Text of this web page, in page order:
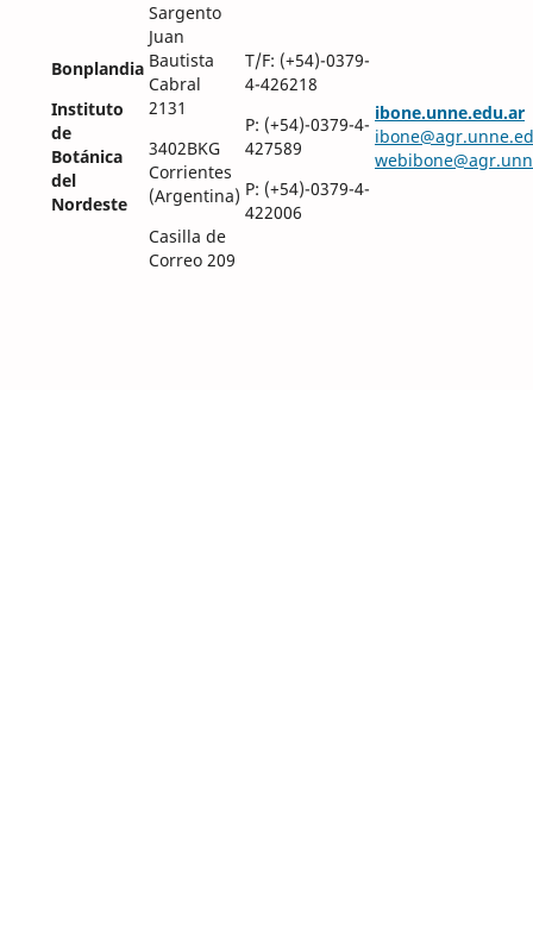
Bonplandia
Instituto
de
Botánica
del
Nordeste
Sargento
Juan
Bautista
Cabral
2131
3402BKG
Corrientes
(Argentina)
Casilla de
Correo 209
T/F: (+54)-0379-
4-426218
P: (+54)-0379-4-
427589
P: (+54)-0379-4-
422006
ibone.unne.edu.ar